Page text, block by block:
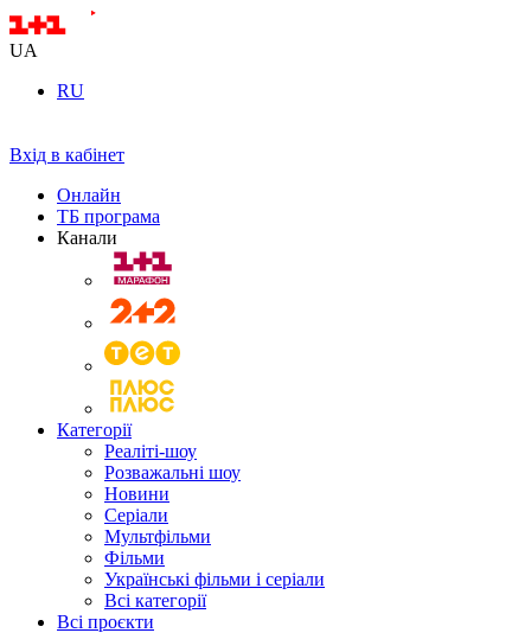
UA
RU
Вхід в кабінет
Онлайн
ТБ програма
Канали
Категорії
Реаліті-шоу
Розважальні шоу
Новини
Серіали
Мультфільми
Фільми
Українські фільми і серіали
Всі категорії
Всі проєкти